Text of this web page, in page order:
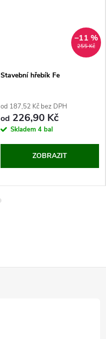
255 Kč
–11 %
Stavební hřebík Fe
od 187,52 Kč bez DPH
od 226,90 Kč
Skladem 4 bal
ZOBRAZIT